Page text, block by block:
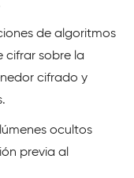
de algoritmos
cifrar sobre la
cifrado y
ocultos
previa al